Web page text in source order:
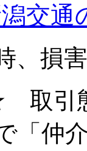
交通
損害
取引
「仲